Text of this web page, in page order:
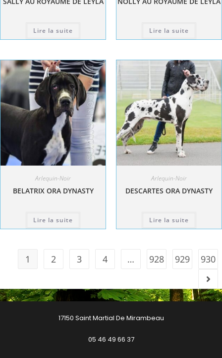
Lire la suite Lire la suite
Arlequin-Noir
BELATRIX ORA DYNASTY
Lire la suite
Arlequin-Noir
DESCARTES ORA DYNASTY
Lire la suite
1 2 3 4 … 928 929 930
17150 Saint Martial De Mirambeau
05 46 49 66 37